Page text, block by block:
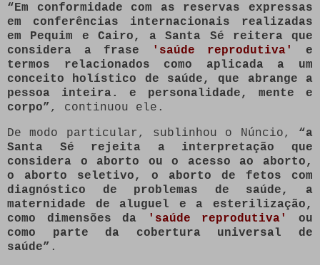
“Em conformidade com as reservas expressas
em conferências internacionais realizadas
em Pequim e Cairo, a Santa Sé reitera que
considera a frase
'saúde reprodutiva'
e
termos relacionados como aplicada a um
conceito holístico de saúde, que abrange a
pessoa inteira. e personalidade, mente e
corpo” , continuou ele.
De modo particular, sublinhou o Núncio, “a
Santa Sé rejeita a interpretação que
considera o aborto ou o acesso ao aborto,
o aborto seletivo, o aborto de fetos com
diagnóstico de problemas de saúde, a
maternidade de aluguel e a esterilização,
como dimensões da
'saúde reprodutiva'
ou
como parte da cobertura universal de
saúde” .